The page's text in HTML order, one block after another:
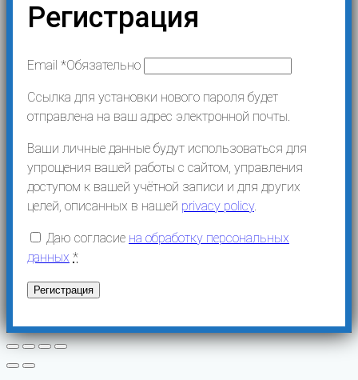
Регистрация
Email *Обязательно
Ссылка для установки нового пароля будет
отправлена ​​на ваш адрес электронной почты.
Ваши личные данные будут использоваться для
упрощения вашей работы с сайтом, управления
доступом к вашей учётной записи и для других
целей, описанных в нашей privacy policy.
Даю согласие на обработку персональных
данных *
Регистрация